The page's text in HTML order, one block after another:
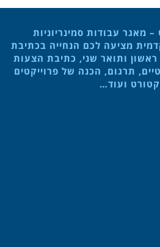
מאגר עבודות סמינריוניות
מציעה לכם הנחייה בכתיבת
ראשון ותואר שני, כתיבת הצעות
תרגום, הכנה של פרוייקטים
ועוד…